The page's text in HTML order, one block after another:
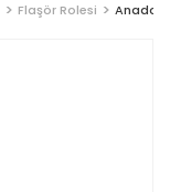
Flaşör Rolesi Anadol